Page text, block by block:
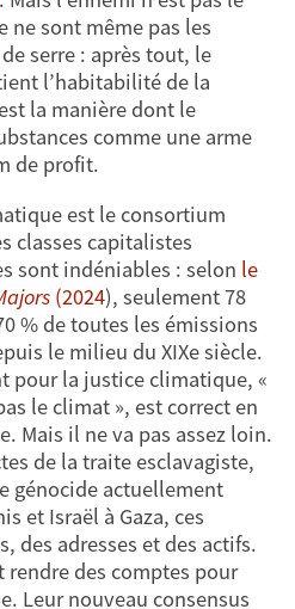
ne sont même pas les
serre : après tout, le
l’habitabilité de la
la manière dont le
comme une arme
de profit.
est le consortium
classes capitalistes
sont indéniables : selon le
(2024), seulement 78
% de toutes les émissions
le milieu du XIXe siècle.
pour la justice climatique, «
le climat », est correct en
Mais il ne va pas assez loin.
de la traite esclavagiste,
génocide actuellement
et Israël à Gaza, ces
des adresses et des actifs.
des comptes pour
Leur nouveau consensus